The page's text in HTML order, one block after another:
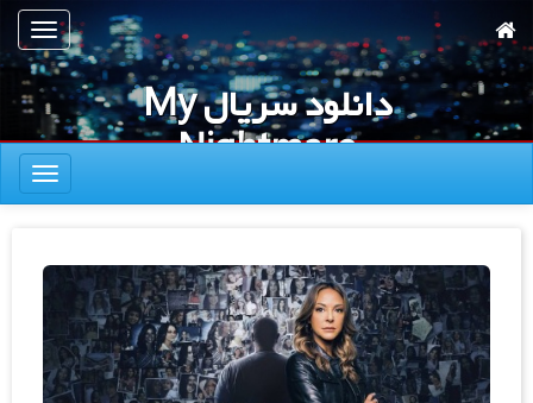
به
محتوای
اصلی
ناوبری
دانلود سریال My
Nightmare
Stalker The Eva
ناوبری